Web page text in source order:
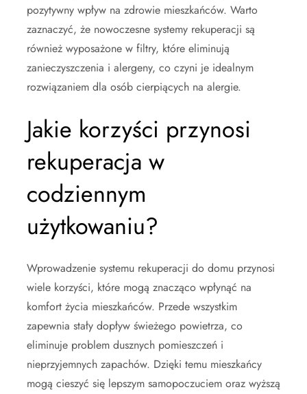
pozytywny wpływ na zdrowie mieszkańców. Warto
zaznaczyć, że nowoczesne systemy rekuperacji są
również wyposażone w filtry, które eliminują
zanieczyszczenia i alergeny, co czyni je idealnym
rozwiązaniem dla osób cierpiących na alergie.
Jakie korzyści przynosi
rekuperacja w
codziennym
użytkowaniu?
Wprowadzenie systemu rekuperacji do domu przynosi
wiele korzyści, które mogą znacząco wpłynąć na
komfort życia mieszkańców. Przede wszystkim
zapewnia stały dopływ świeżego powietrza, co
eliminuje problem dusznych pomieszczeń i
nieprzyjemnych zapachów. Dzięki temu mieszkańcy
mogą cieszyć się lepszym samopoczuciem oraz wyższą